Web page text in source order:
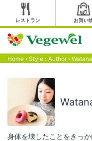
レストラン お買い
Home › Style › Author›
身体を壊したことをきっ